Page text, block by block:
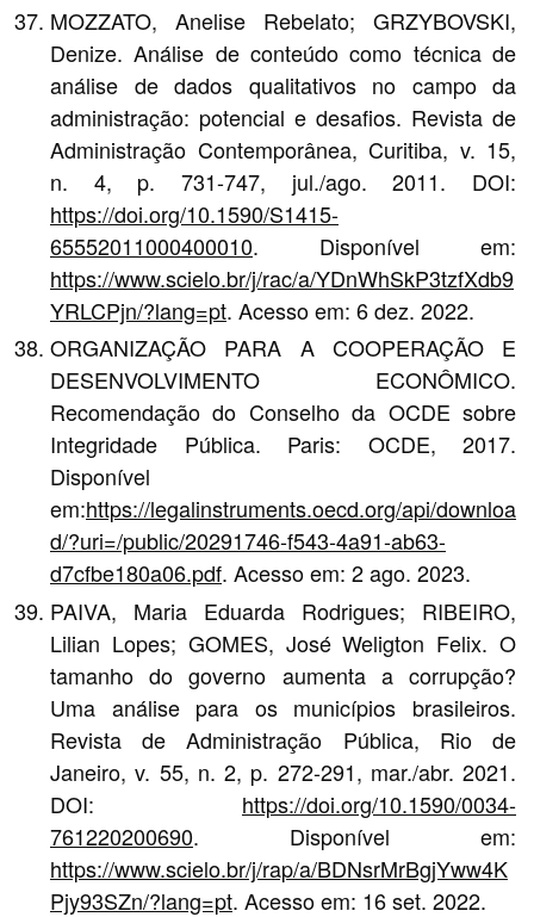
MOZZATO, Anelise Rebelato; GRZYBOVSKI,
Denize. Análise de conteúdo como técnica de
análise de dados qualitativos no campo da
administração: potencial e desafios. Revista de
Administração Contemporânea, Curitiba, v. 15,
n. 4, p. 731-747, jul./ago. 2011. DOI:
https://doi.org/10.1590/S1415-
65552011000400010. Disponível em:
https://www.scielo.br/j/rac/a/YDnWhSkP3tzfXdb9
YRLCPjn/?lang=pt. Acesso em: 6 dez. 2022.
ORGANIZAÇÃO PARA A COOPERAÇÃO E
DESENVOLVIMENTO ECONÔMICO.
Recomendação do Conselho da OCDE sobre
Integridade Pública. Paris: OCDE, 2017.
Disponível
em:https://legalinstruments.oecd.org/api/downloa
d/?uri=/public/20291746-f543-4a91-ab63-
d7cfbe180a06.pdf. Acesso em: 2 ago. 2023.
PAIVA, Maria Eduarda Rodrigues; RIBEIRO,
Lilian Lopes; GOMES, José Weligton Felix. O
tamanho do governo aumenta a corrupção?
Uma análise para os municípios brasileiros.
Revista de Administração Pública, Rio de
Janeiro, v. 55, n. 2, p. 272-291, mar./abr. 2021.
DOI: https://doi.org/10.1590/0034-
761220200690. Disponível em:
https://www.scielo.br/j/rap/a/BDNsrMrBgjYww4K
Pjy93SZn/?lang=pt. Acesso em: 16 set. 2022.